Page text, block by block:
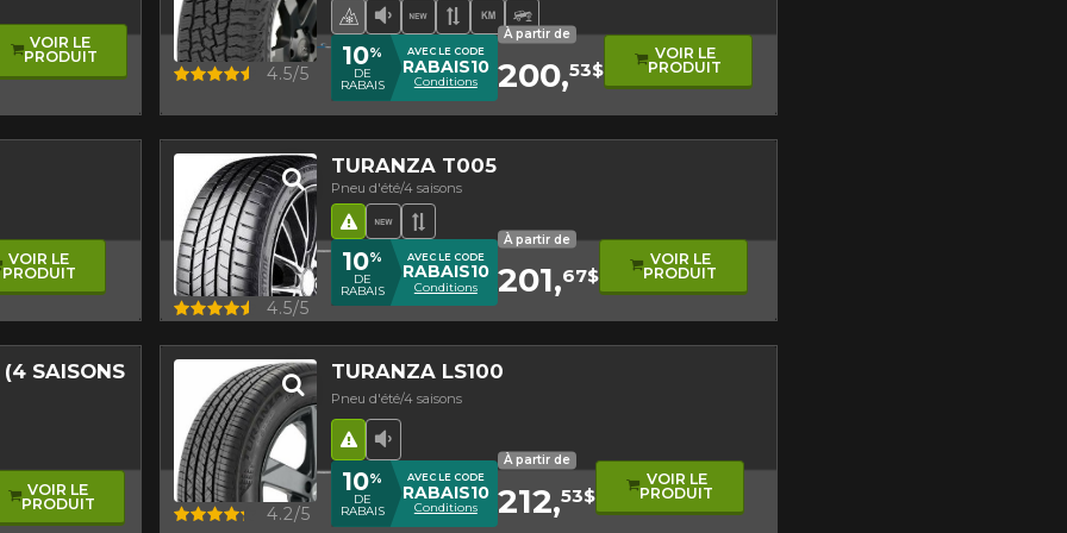
VOIR LE
PRODUIT
Faible niveau sonore
Pneu 4 saisons homologué hiver
Nouveau produit
Bande de roulement asymétrique
Haut kilométrage
Pneu Hors-Route
Aperçu 4.5/5
10%
DE
RABAIS
AVEC LE CODE
RABAIS10
Conditions
À partir de
200,53$
VOIR LE
PRODUIT
VOIR LE
PRODUIT
TURANZA T005
Pneu d'été/4 saisons
Nouveau produit
Bande de roulement asymétrique
Hasard routier
Aperçu 4.5/5
10%
DE
RABAIS
AVEC LE CODE
RABAIS10
Conditions
À partir de
201,67$
VOIR LE
PRODUIT
(4 SAISONS
hiver
asymétrique
VOIR LE
PRODUIT
TURANZA LS100
Pneu d'été/4 saisons
Faible niveau sonore
Hasard routier
Aperçu 4.2/5
10%
DE
RABAIS
AVEC LE CODE
RABAIS10
Conditions
À partir de
212,53$
VOIR LE
PRODUIT